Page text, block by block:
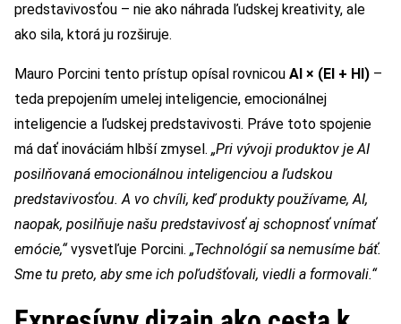
predstavivosťou – nie ako náhrada ľudskej kreativity, ale
ako sila, ktorá ju rozširuje.
Mauro Porcini tento prístup opísal rovnicou AI × (EI + HI) –
teda prepojením umelej inteligencie, emocionálnej
inteligencie a ľudskej predstavivosti. Práve toto spojenie
má dať inováciám hlbší zmysel. „Pri vývoji produktov je AI
posilňovaná emocionálnou inteligenciou a ľudskou
predstavivosťou. A vo chvíli, keď produkty používame, AI,
naopak, posilňuje našu predstavivosť aj schopnosť vnímať
emócie,“ vysvetľuje Porcini. „Technológií sa nemusíme báť.
Sme tu preto, aby sme ich poľudšťovali, viedli a formovali.“